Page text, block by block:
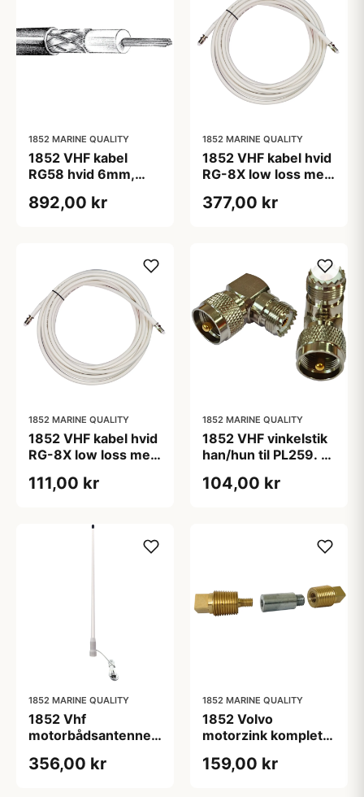
1852 MARINE QUALITY
1852 VHF kabel
RG58 hvid 6mm,
892,00 kr
1852 MARINE QUALITY
1852 VHF kabel hvid
RG-8X low loss med
377,00 kr
1852 MARINE QUALITY
1852 VHF kabel hvid
RG-8X low loss med
111,00 kr
1852 MARINE QUALITY
1852 VHF vinkelstik
han/hun til PL259. 2-
104,00 kr
1852 MARINE QUALITY
1852 Vhf
motorbådsantenne
356,00 kr
1852 MARINE QUALITY
1852 Volvo
motorzink komplet,
159,00 kr